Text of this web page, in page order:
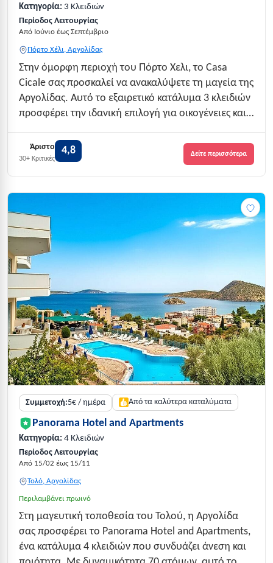
Κατηγορία: 3 Κλειδιών
Περίοδος Λειτουργίας
Από Ιούνιο έως Σεπτέμβριο
Πόρτο Χέλι, Αργολίδας
Στην όμορφη περιοχή του Πόρτο Χελι, το Casa
Cicale σας προσκαλεί να ανακαλύψετε τη μαγεία της
Αργολίδας. Αυτό το εξαιρετικό κατάλυμα 3 κλειδιών
προσφέρει την ιδανική επιλογή για οικογένειες και
οικονομική διαμονή. Με δυναμικότητα 33 ατόμων,
το Casa Cicale είναι το τέλειο μ...
Άριστο
30+ Κριτικές
4,8 Δείτε περισσότερα
Συμμετοχή:5€ / ημέρα Από τα καλύτερα καταλύματα
Panorama Hotel and Apartments
Κατηγορία: 4 Κλειδιών
Περίοδος Λειτουργίας
Από 15/02 έως 15/11
Τολό, Αργολίδας
Περιλαμβάνει πρωινό
Στη μαγευτική τοποθεσία του Τολού, η Αργολίδα
σας προσφέρει το Panorama Hotel and Apartments,
ένα κατάλυμα 4 κλειδιών που συνδυάζει άνεση και